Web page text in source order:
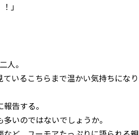
」
人。
いるこちらまで温かい気持ちになり
告する。
いのではないでしょうか。